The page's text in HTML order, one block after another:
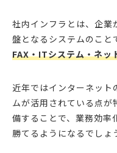
社内インフラとは、企業
盤となるシステムのこと
FAX・ITシステム・ネッ
近年ではインターネッ
ムが活用されている点が
備することで、業務効率
勝てるようになるでしょ